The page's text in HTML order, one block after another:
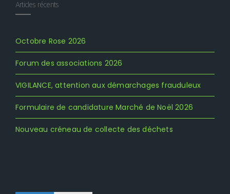
Articles récents
Octobre Rose 2026
Forum des associations 2026
VIGILANCE, attention aux démarchages frauduleux
Formulaire de candidature Marché de Noël 2026
Nouveau créneau de collecte des déchets